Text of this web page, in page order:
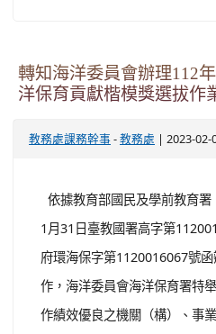
轉知海洋委員會辦理112
洋保育貢獻楷模獎選拔作
教務處課務幹事 - 教務處 | 2023-
依據教育部國民及學前教育
1月31日臺教國署高字第
府環海保字第1120016067號
作，海洋委員會海洋保育署特
作績效優良之機關（構）、事